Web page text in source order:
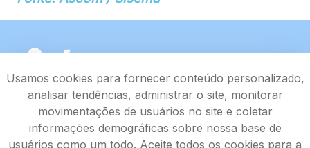
Usamos cookies para fornecer conteúdo personalizado,
analisar tendências, administrar o site, monitorar
movimentações de usuários no site e coletar
informações demográficas sobre nossa base de
usuários como um todo. Aceite todos os cookies para a